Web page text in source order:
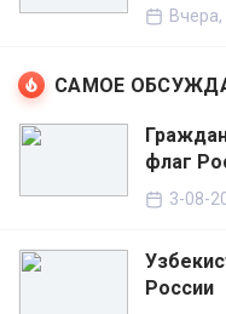
САМОЕ
флаг
3-08-
России